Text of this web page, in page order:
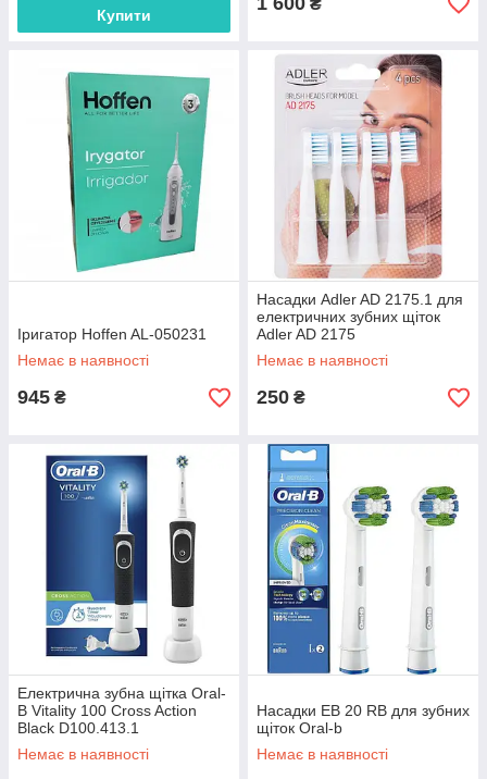
Купити
₴
Іригатор Hoffen AL-050231
Немає в наявності
945 ₴
Насадки Adler AD 2175.1 для
електричних зубних щіток
Adler AD 2175
Немає в наявності
250 ₴
Електрична зубна щітка Oral-
B Vitality 100 Cross Action
Black D100.413.1
Немає в наявності
Насадки EB 20 RB для зубних
щіток Oral-b
Немає в наявності